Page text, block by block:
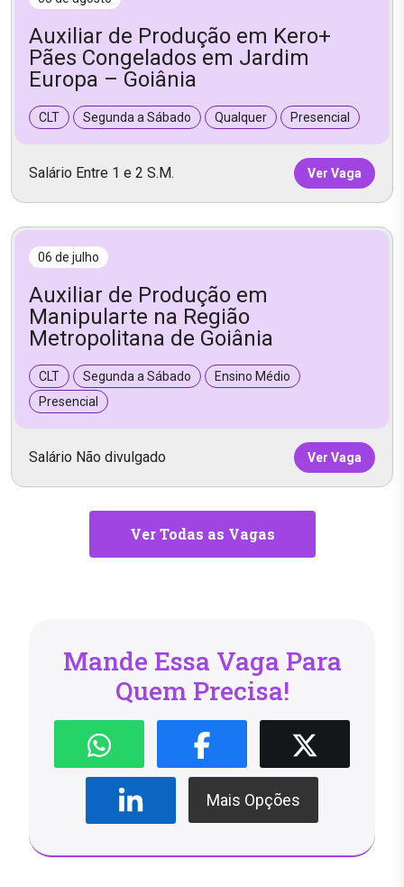
Auxiliar de Produção em Kero+
Pães Congelados em Jardim
Europa – Goiânia
CLT Segunda a Sábado Qualquer Presencial
Salário Entre 1 e 2 S.M. Ver Vaga
06 de julho
Auxiliar de Produção em
Manipularte na Região
Metropolitana de Goiânia
CLT Segunda a Sábado
Ensino Médio
Presencial
Salário Não divulgado Ver Vaga
Ver Todas as Vagas
Mande Essa Vaga Para
Quem Precisa!
Mais Opções